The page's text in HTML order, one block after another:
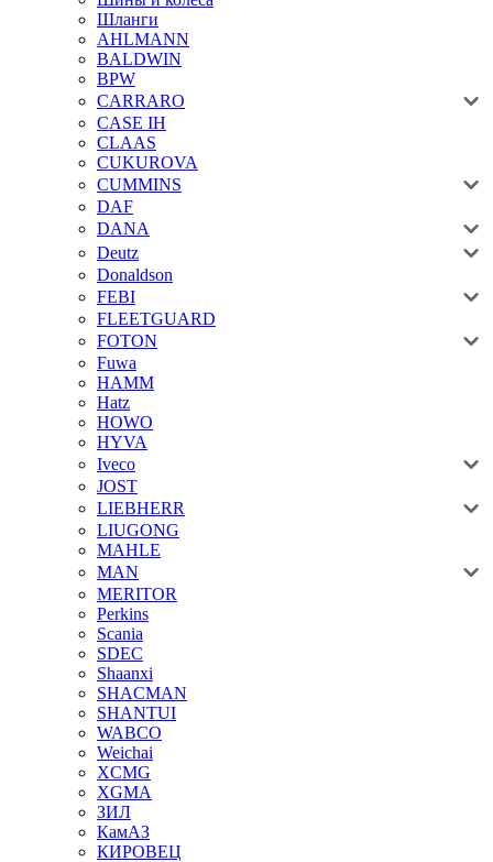
Шланги
AHLMANN
BALDWIN
BPW
CARRARO
CASE IH
CLAAS
CUKUROVA
CUMMINS
DAF
DANA
Deutz
Donaldson
FEBI
FLEETGUARD
FOTON
Fuwa
HAMM
Hatz
HOWO
HYVA
Iveco
JOST
LIEBHERR
LIUGONG
MAHLE
MAN
MERITOR
Perkins
Scania
SDEC
Shaanxi
SHACMAN
SHANTUI
WABCO
Weichai
XCMG
XGMA
ЗИЛ
КамАЗ
КИРОВЕЦ